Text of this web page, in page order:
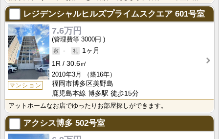
レジデンシャルヒルズプライムスクエア 601号室
マンション
7.6万円
3000円
-
1ヶ月
1R
30.6㎡
2010年3月
（築16年）
福岡市博多区美野島
鹿児島本線 博多駅 徒歩15分
アットホームなお店でゆったりお部屋探しができます。
アクシス博多 502号室